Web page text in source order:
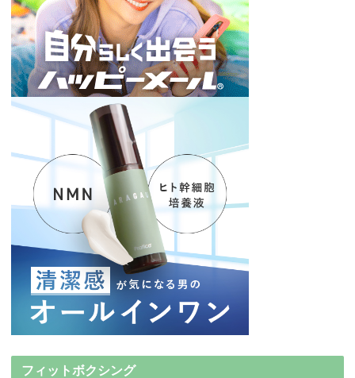
フィットボクシング